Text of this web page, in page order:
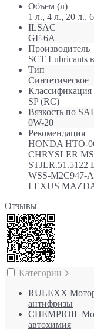
Объем (л)
1 л., 4 л., 20 л.,
ILSAC
GF-6A
Производитель
SCT Lubricants
Тип
Синтетическое
SP (RC)
Вязкость по
0W-20
Рекомендация
HONDA HTO-
CHRYSLER
STJLR.51.5122
WSS-M2C947-
LEXUS
Отзывы
Категории
RULEXX
антифризы
CHEMPIOIL
автохимия